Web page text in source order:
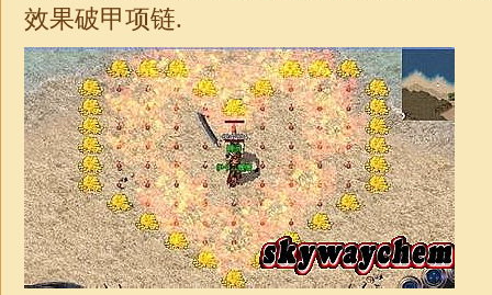
效果破甲项链.